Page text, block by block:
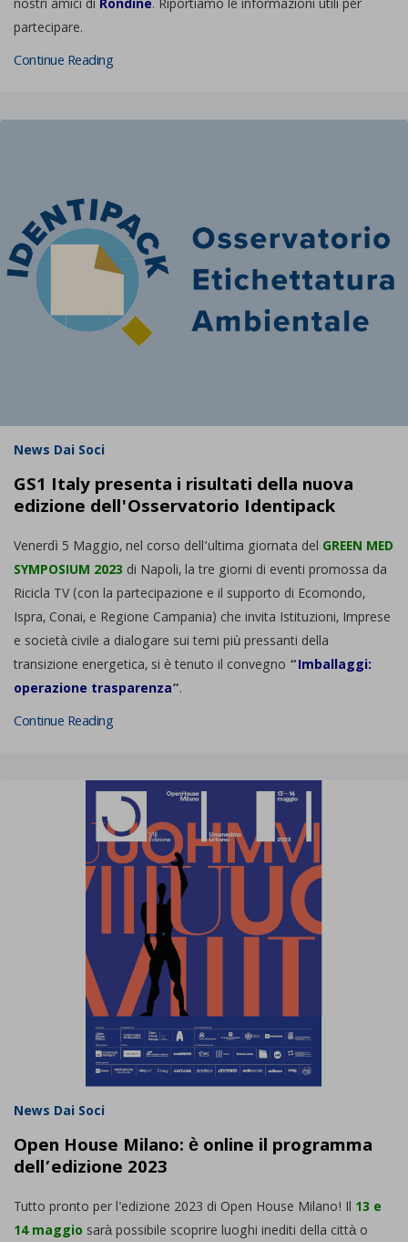
nostri amici di Rondine. Riportiamo le informazioni utili per
partecipare.
Continue Reading
News Dai Soci
GS1 Italy presenta i risultati della nuova
edizione dell'Osservatorio Identipack
Venerdì 5 Maggio, nel corso dell’ultima giornata del GREEN MED
SYMPOSIUM 2023 di Napoli, la tre giorni di eventi promossa da
Ricicla TV (con la partecipazione e il supporto di Ecomondo,
Ispra, Conai, e Regione Campania) che invita Istituzioni, Imprese
e società civile a dialogare sui temi più pressanti della
transizione energetica, si è tenuto il convegno “Imballaggi:
operazione trasparenza”.
Continue Reading
News Dai Soci
Open House Milano: è online il programma
dell’edizione 2023
Tutto pronto per l'edizione 2023 di Open House Milano! Il 13 e
14 maggio sarà possibile scoprire luoghi inediti della città o